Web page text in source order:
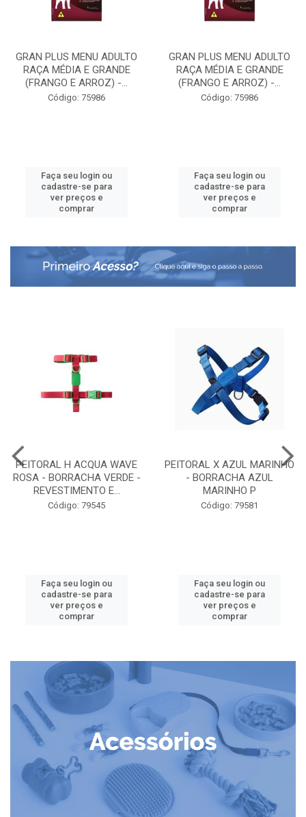
GRAN PLUS MENU ADULTO
RAÇA MÉDIA E GRANDE
(FRANGO E ARROZ) -...
Código: 75986
Faça seu login ou
cadastre-se para
ver preços e
comprar
GRAN PLUS MENU ADULTO
RAÇA MÉDIA E GRANDE
(FRANGO E ARROZ) -...
Código: 75986
Faça seu login ou
cadastre-se para
ver preços e
comprar
PEITORAL H ACQUA WAVE
ROSA - BORRACHA VERDE -
REVESTIMENTO E...
Código: 79545
Faça seu login ou
cadastre-se para
ver preços e
comprar
PEITORAL X AZUL MARINHO
- BORRACHA AZUL
MARINHO P
Código: 79581
Faça seu login ou
cadastre-se para
ver preços e
comprar